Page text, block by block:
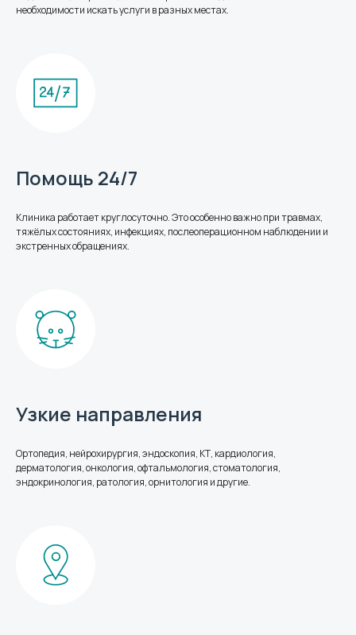
необходимости искать услуги в разных местах.
Помощь 24/7
Клиника работает круглосуточно. Это особенно важно при травмах,
тяжёлых состояниях, инфекциях, послеоперационном наблюдении и
экстренных обращениях.
Узкие направления
Ортопедия, нейрохирургия, эндоскопия, КТ, кардиология,
дерматология, онкология, офтальмология, стоматология,
эндокринология, ратология, орнитология и другие.
Нажимая кнопку «Отправить», вы соглашаетесь на
или диагностику
Круглосуточно, без выходных